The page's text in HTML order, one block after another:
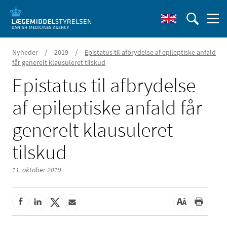
Nyheder / 2019 /
Epistatus til afbrydelse af epileptiske anfald
får generelt klausuleret tilskud
Epistatus til afbrydelse
af epileptiske anfald får
generelt klausuleret
tilskud
11. oktober 2019